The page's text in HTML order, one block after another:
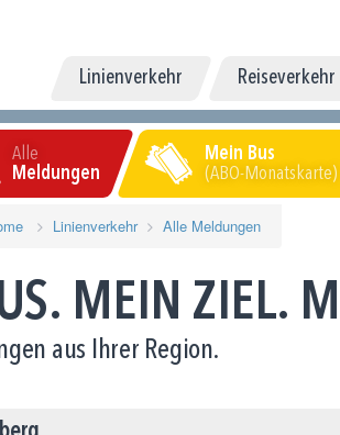
Linienverkehr Reiseverkehr
Alle
Meldungen
Mein Bus
(ABO-Monatskarte)
Linienverkehr Alle Meldungen
MEIN ZIEL.
aus Ihrer Region.